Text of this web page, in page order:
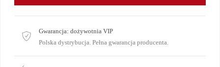
Gwarancja: dożywotnia VIP
Polska dystrybucja. Pełna gwarancja producenta.